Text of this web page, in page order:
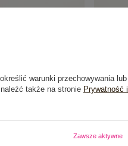
bez rękawów
określić warunki przechowywania lub
także na stronie Prywatność i
Zawsze aktywne